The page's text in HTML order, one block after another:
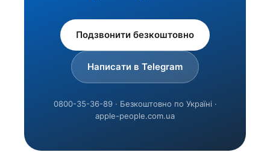
Подзвонити безкоштовно
Написати в Telegram
0800-35-36-89 · Безкоштовно по Україні ·
apple-people.com.ua